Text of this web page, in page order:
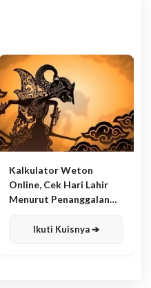
Kalkulator Weton
Online, Cek Hari Lahir
Menurut Penanggalan
Ikuti Kuisnya ➔